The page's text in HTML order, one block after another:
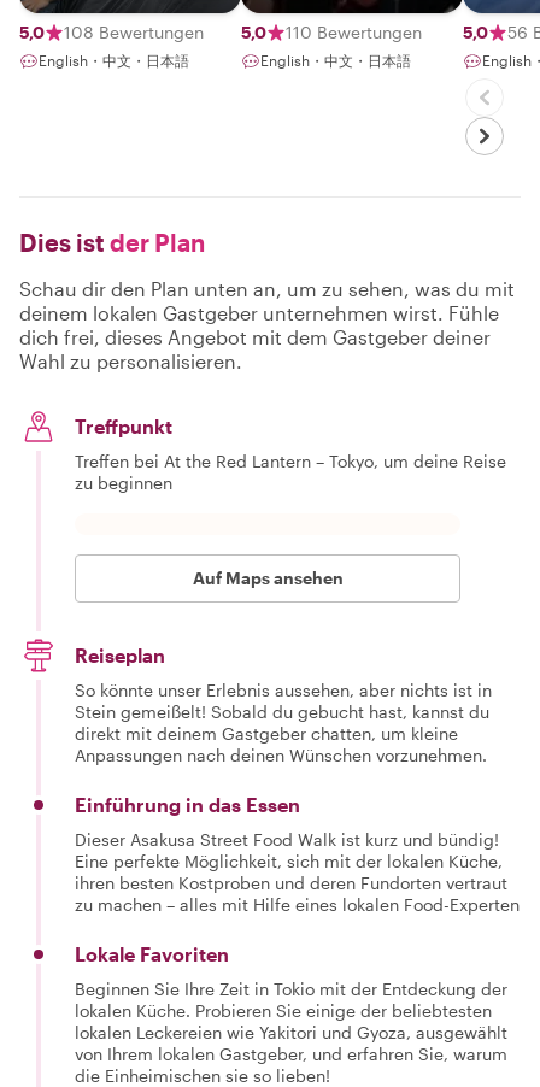
5,0 108 Bewertungen
English・中文・日本語
5,0 110 Bewertungen
English・中文・日本語
5,0 56
English
Dies ist der Plan
Schau dir den Plan unten an, um zu sehen, was du mit
deinem lokalen Gastgeber unternehmen wirst. Fühle
dich frei, dieses Angebot mit dem Gastgeber deiner
Wahl zu personalisieren.
Treffpunkt
Treffen bei At the Red Lantern – Tokyo, um deine Reise
zu beginnen
Auf Maps ansehen
Reiseplan
So könnte unser Erlebnis aussehen, aber nichts ist in
Stein gemeißelt! Sobald du gebucht hast, kannst du
direkt mit deinem Gastgeber chatten, um kleine
Anpassungen nach deinen Wünschen vorzunehmen.
Einführung in das Essen
Dieser Asakusa Street Food Walk ist kurz und bündig!
Eine perfekte Möglichkeit, sich mit der lokalen Küche,
ihren besten Kostproben und deren Fundorten vertraut
zu machen – alles mit Hilfe eines lokalen Food-Experten
Lokale Favoriten
Beginnen Sie Ihre Zeit in Tokio mit der Entdeckung der
lokalen Küche. Probieren Sie einige der beliebtesten
lokalen Leckereien wie Yakitori und Gyoza, ausgewählt
von Ihrem lokalen Gastgeber, und erfahren Sie, warum
die Einheimischen sie so lieben!